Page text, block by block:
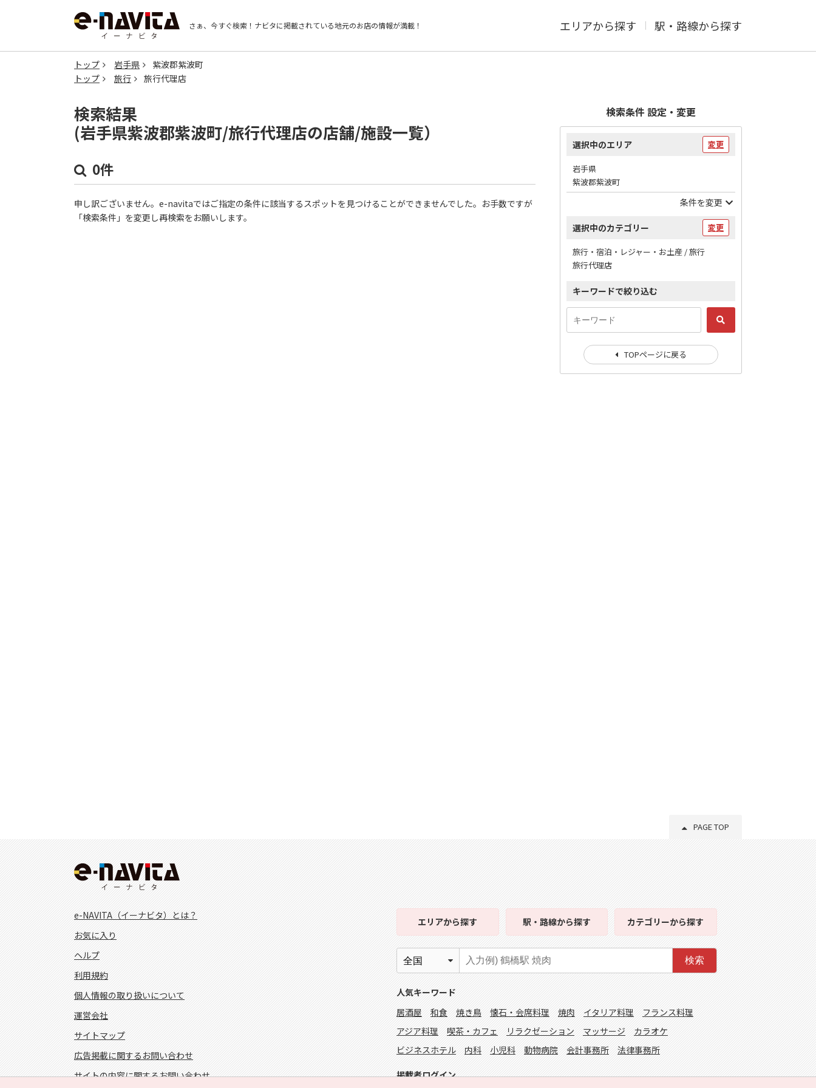
さぁ、今すぐ検索！ ナビタに掲載されている地元のお店の情報が満載！ エリアから探す 駅・路線から探す
トップ 岩手県
紫波郡紫波町
トップ
旅行 旅行代理店
検索結果
(岩手県紫波郡紫波町/旅行代理店の店舗/施設一覧）
0件
申し訳ございません。e-navitaではご指定の条件に該当するスポットを見つけることができませんでした。お手数ですが
「検索条件」を変更し再検索をお願いします。
検索条件 設定・変更
選択中のエリア 変更
岩手県
紫波郡紫波町
条件を変更
選択中のカテゴリー 変更
旅行・宿泊・レジャー・お土産 / 旅行
旅行代理店
キーワードで絞り込む
TOPページに戻る
PAGE TOP
e-NAVITA（イーナビタ）とは？
お気に入り
ヘルプ
利用規約
個人情報の取り扱いについて
運営会社
サイトマップ
広告掲載に関するお問い合わせ
サイトの内容に関するお問い合わせ
エリアから探す 駅・路線から探す カテゴリーから探す
検索
人気キーワード
居酒屋
和食 焼き鳥 懐石・会席料理 焼肉 イタリア料理
フランス料理
アジア料理
喫茶・カフェ リラクゼーション マッサージ
カラオケ
ビジネスホテル
内科 小児科 動物病院 会計事務所 法律事務所
掲載者ログイン